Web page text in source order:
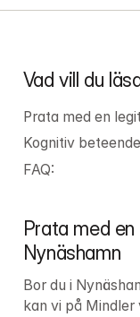
Prata med
Nynäshamn
Bor du i
kan vi på
Vad vill du
Prata med en
Kognitiv
FAQ: